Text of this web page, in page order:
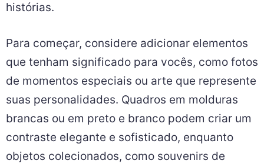
histórias.
Para começar, considere adicionar elementos
que tenham significado para vocês, como fotos
de momentos especiais ou arte que represente
suas personalidades. Quadros em molduras
brancas ou em preto e branco podem criar um
contraste elegante e sofisticado, enquanto
objetos colecionados, como souvenirs de